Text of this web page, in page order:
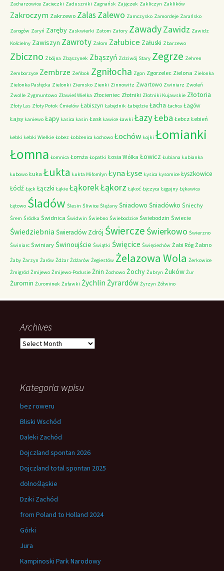
Zacharzowice Zacieczki Zaduszniki Zagnańsk Zajączek Zakliczyn Zaklików
Zakroczym Zakrzewo ZalasZalewo Zamczysko Zamordeje Zarańsko
Zarogów Zaryń Zaręby Zaskwierki Zatom Zatory ZawadyZawidz Zawidz
Kościelny Zawiszyn Zawroty Załom Załubice Załuski Zbarzewo
Zbiczno Zbójna Zbąszynek Zbąszyń Zdziwój Stary Zegrze Zehren
Zemborzyce Zembrze Zeńbok Zgniłocha Zgon Zgorzelec Zielona Zielonka
Zielonka Pasłęcka Zielonki Ziemsko Zienki Zinnowitz Zwartowo Zwiniarz Zwoleń
Zwolle Zygmuntowo Zławieś Wielka Złocieniec Złotniki Złotniki Kujawskie Złotoria
Złoty Las Złoty Potok Ćmielów Łabiszyn Łabędnik Łabędzie Łacha Łachca Łagów
Łajsy Łaniewo Łapy Łasica Łasin Łask Ławice Ławki ŁazyŁeba Łebcz Łebień
Łebki Łebki Wielkie Łobez Łobżenica Łochowo Łochów Łojki Łomianki
Łomna Łomnica Łomża Łopatki Łosia Wólka Łowicz Łubiana Łubianka
Łubowo Łuka Łukta Łukta Miłomłyn ŁynaŁyse Łysica Łysomice Łyszkowice
Łódź Łąck Łączki Łąkie ŁąkorekŁąkorz Łąkoć Łęczyca Łęgajny Łękawica
Łętowo Śladów Ślesin Śliwice Ślężany Śniadowo Śniadówko Śniechy
Śrem Śródka Świdnica Świdwin Świebno Świebodzice Świebodzin Świecie
Świedziebnia Świeradów Zdrój Świercze Świerkowo Świerzno
Świniarc Świniary Świnoujście Świątki Święcice Święciechów Żabi Róg Żabno
Żaby Żarzyn Żarów Żdżar Żdżarów Żegiestów Żelazowa Wola Żerkowice
Żmigród Żmijewo Żmijewo-Podusie Żnin Żochowo Żochy Żubryn Żuków Żur
Żuromin Żurominek Żuławki Żychlin Żyrardów Żyrzyn Żółwino
Archives
Archives
Kategoria wpisu
bez roweru
Bliski Wschód
Daleki Zachód
Dojczland spontan 2026
Dojczland total spontan 2025
dolnośląskie
Dziki Zachód
from Poland to Holland 2024
Górki
Jura
Kampinoski Park Narodowy